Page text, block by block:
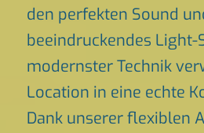
den perfekten Sound
beeindruckendes Light-
modernster Technik
Location in eine echte
Dank unserer flexiblen